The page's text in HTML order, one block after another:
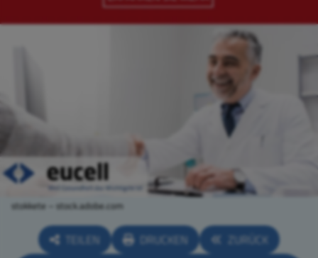
stokkete – stock.adobe.com
TEILEN DRUCKEN
ZURÜCK